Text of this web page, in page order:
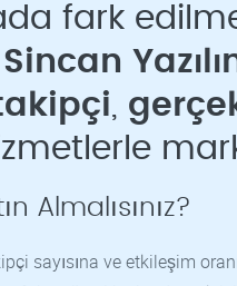
fark
Sincan
Almalısınız?
sayısına ve etkileşim